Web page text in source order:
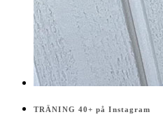
TRÄNING 40+ på Instagram